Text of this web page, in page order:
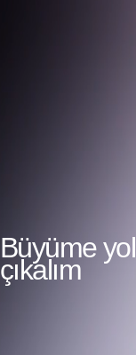
Büyüme
çıkalım